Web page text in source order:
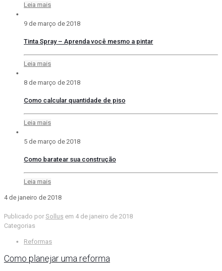
Leia mais
9 de março de 2018
Tinta Spray – Aprenda você mesmo a pintar
Leia mais
8 de março de 2018
Como calcular quantidade de piso
Leia mais
5 de março de 2018
Como baratear sua construção
Leia mais
4 de janeiro de 2018
Publicado por Sollus em 4 de janeiro de 2018
Categorias
Reformas
Como planejar uma reforma